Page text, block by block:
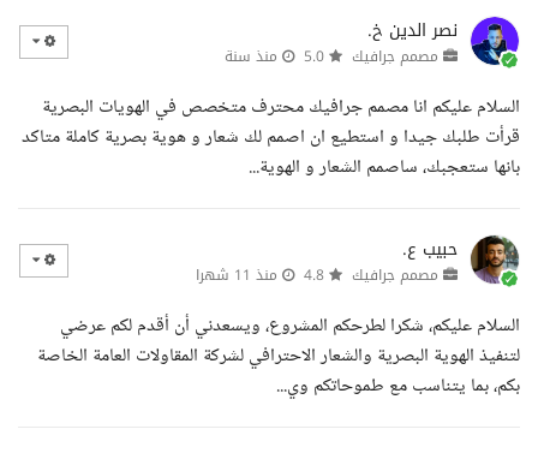
نصر الدين خ.
مصمم جرافيك منذ سنة
السلام عليكم انا مصمم جرافيك محترف متخصص في الهويات البصرية
قرأت طلبك جيدا و استطيع ان اصمم لك شعار و هوية بصرية كاملة متاكد
بانها ستعجبك، ساصمم الشعار و الهوية...
حبيب ع.
مصمم جرافيك منذ 11 شهرا
السلام عليكم، شكرا لطرحكم المشروع، ويسعدني أن أقدم لكم عرضي
لتنفيذ الهوية البصرية والشعار الاحترافي لشركة المقاولات العامة الخاصة
بكم، بما يتناسب مع طموحاتكم وي...